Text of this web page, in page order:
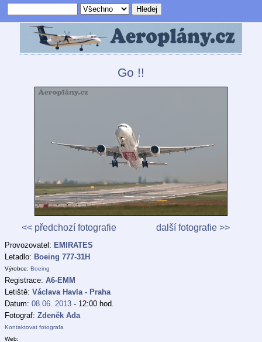
Go !!
<< předchozí fotografie další fotografie >>
Provozovatel: EMIRATES
Letadlo: Boeing 777-31H
Výrobce: Boeing
Registrace: A6-EMM
Letiště: Václava Havla - Praha
Datum: 08.06. 2013 - 12:00 hod.
Fotograf: Zdeněk Ada
Kontaktovat fotografa
Web: